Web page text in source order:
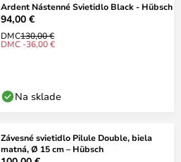
Ardent Nástenné Svietidlo Black - Hübsch
94,00 €
DMC130,00 €
DMC -36,00 €
Na sklade
Závesné svietidlo Pilule Double, biela
matná, Ø 15 cm – Hübsch